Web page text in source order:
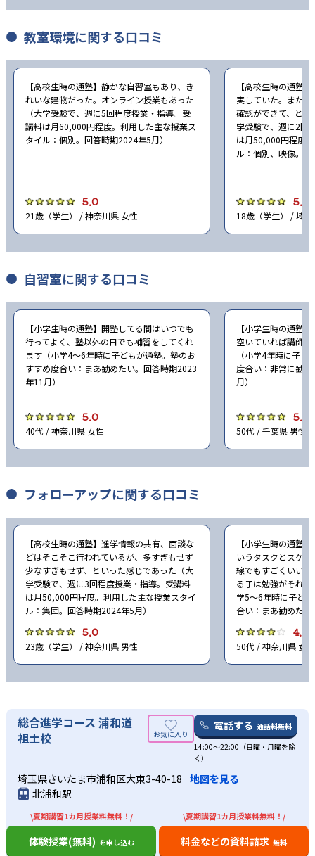
教室環境に関する口コミ
【高校生時の通塾】静かな自習室もあり、き
れいな建物だった。オンライン授業もあった
（大学受験で、週に5回程度授業・指導。受
講料は月60,000円程度。利用した主な授業ス
タイル：個別。回答時期2024年5月）
5.0
21歳（学生） / 神奈川県 女性
【高校生時の通塾
実していた。また
確認ができて、と
学受験で、週に2回
は月50,000円程度
ル：個別、映像。
5.0
18歳（学生） / 埼玉
自習室に関する口コミ
【小学生時の通塾】開塾してる間はいつでも
行ってよく、塾以外の日でも補習をしてくれ
ます（小学4〜6年時に子どもが通塾。塾のお
すすめ度合い：まあ勧めたい。回答時期2023
年11月）
5.0
40代 / 神奈川県 女性
【小学生時の通塾
空いていれば講師
（小学4年時に子
度合い：非常に勧
月）
5.0
50代 / 千葉県 男性
フォローアップに関する口コミ
【高校生時の通塾】進学情報の共有、面談な
どはそこそこ行われているが、多すぎもせず
少なすぎもせず、といった感じであった（大
学受験で、週に3回程度授業・指導。受講料
は月50,000円程度。利用した主な授業スタイ
ル：集団。回答時期2024年5月）
5.0
23歳（学生） / 神奈川県 男性
【小学生時の通塾
いうタスクとスケ
線でもすごくいい
る子は勉強がそれ
学5〜6年時に子ど
合い：まあ勧めた
4.0
50代 / 神奈川県 女性
総合進学コース 浦和道
祖土校
電話する 通話料無料
14:00〜22:00（日曜・月曜を除
く）
埼玉県さいたま市浦和区大東3-40-18 地図を見る
北浦和駅
\夏期講習1カ月授業料無料！/
体験授業(無料) を申し込む
\夏期講習1カ月授業料無料！/
料金などの資料請求 無料